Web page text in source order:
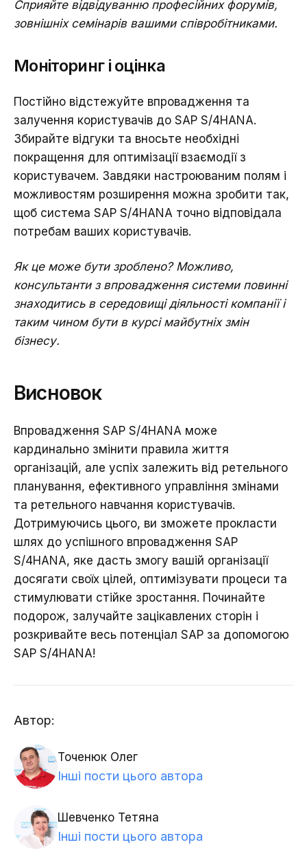
Сприяйте відвідуванню професійних форумів,
зовнішніх семінарів вашими співробітниками.
Моніторинг і оцінка
Постійно відстежуйте впровадження та
залучення користувачів до SAP S/4HANA.
Збирайте відгуки та вносьте необхідні
покращення для оптимізації взаємодії з
користувачем. Завдяки настроюваним полям і
можливостям розширення можна зробити так,
щоб система SAP S/4HANA точно відповідала
потребам ваших користувачів.
Як це може бути зроблено? Можливо,
консультанти з впровадження системи повинні
знаходитись в середовищі діяльності компанії і
таким чином бути в курсі майбутніх змін
бізнесу.
Висновок
Впровадження SAP S/4HANA може
кардинально змінити правила життя
організацій, але успіх залежить від ретельного
планування, ефективного управління змінами
та ретельного навчання користувачів.
Дотримуючись цього, ви зможете прокласти
шлях до успішного впровадження SAP
S/4HANA, яке дасть змогу вашій організації
досягати своїх цілей, оптимізувати процеси та
стимулювати стійке зростання. Починайте
подорож, залучайте зацікавлених сторін і
розкривайте весь потенціал SAP за допомогою
SAP S/4HANA!
Автор:
Точенюк Олег
Інші пости цього автора
Шевченко Тетяна
Інші пости цього автора